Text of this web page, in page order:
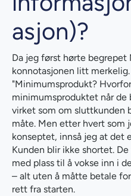
asjon)?
Da jeg først hørte
konnotasjonen litt
"Minimumsprodukt?
minimumsproduktet når de
virket som om sluttkunden
måte. Men etter hvert som
konseptet, innså jeg at det
Kunden blir ikke shortet.
med plass til å vokse inn i
– alt uten å måtte betale
rett fra starten.